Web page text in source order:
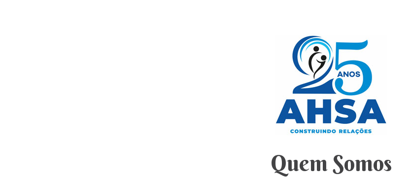
Quem Somos